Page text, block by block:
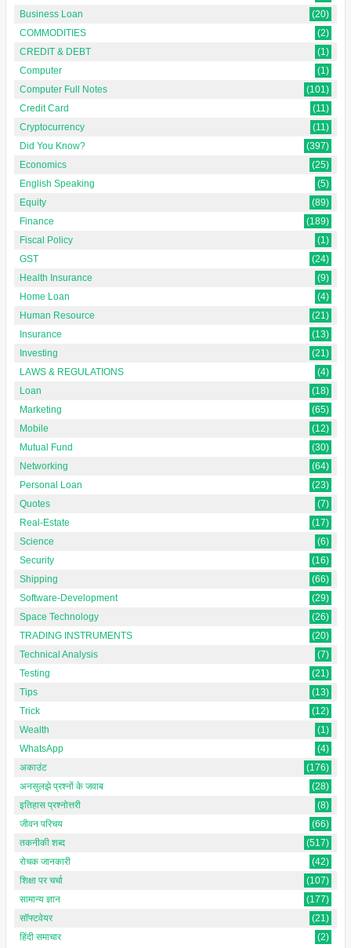
Business Loan
(20)
COMMODITIES
(2)
CREDIT & DEBT
(1)
Computer
(1)
Computer Full Notes
(101)
Credit Card
(11)
Cryptocurrency
(11)
Did You Know?
(397)
Economics
(25)
English Speaking
(5)
Equity
(89)
Finance
(189)
Fiscal Policy
(1)
GST
(24)
Health Insurance
(9)
Home Loan
(4)
Human Resource
(21)
Insurance
(13)
Investing
(21)
LAWS & REGULATIONS
(4)
Loan
(18)
Marketing
(65)
Mobile
(12)
Mutual Fund
(30)
Networking
(64)
Personal Loan
(23)
Quotes
(7)
Real-Estate
(17)
Science
(6)
Security
(16)
Shipping
(66)
Software-Development
(29)
Space Technology
(26)
TRADING INSTRUMENTS
(20)
Technical Analysis
(7)
Testing
(21)
Tips
(13)
Trick
(12)
Wealth
(1)
WhatsApp
(4)
अकाउंट
(176)
अनसुलझे प्रश्नों के जवाब
(28)
इतिहास प्रश्नोत्तरी
(8)
जीवन परिचय
(66)
तकनीकी शब्द
(517)
रोचक जानकारी
(42)
शिक्षा पर चर्चा
(107)
सामान्य ज्ञान
(177)
सॉफ्टवेयर
(21)
हिंदी समाचार
(2)